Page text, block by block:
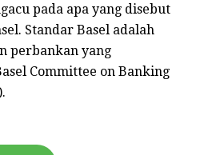
pada apa yang disebut
Standar Basel adalah
perbankan yang
Committee on Banking